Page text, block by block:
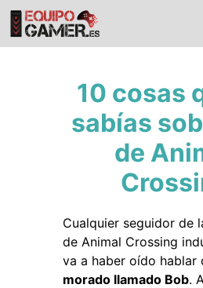
Saltar
contenido
10 cosas
sabías
de
Cualquier seguidor de
de Animal Crossing
va a haber oído hablar
morado llamado Bob.